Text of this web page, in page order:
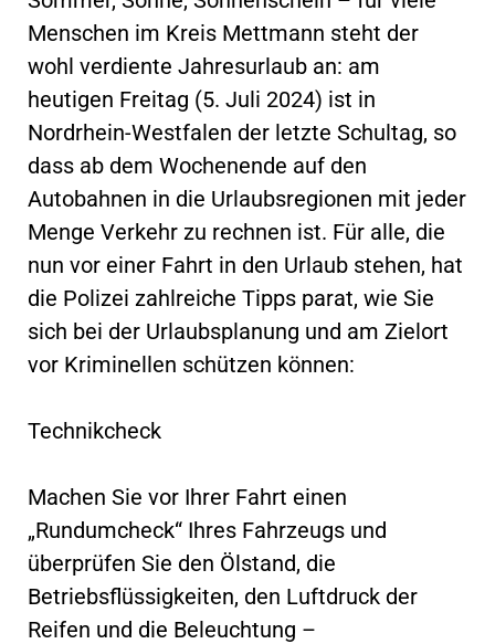
Menschen im Kreis Mettmann steht der
wohl verdiente Jahresurlaub an: am
heutigen Freitag (5. Juli 2024) ist in
Nordrhein-Westfalen der letzte Schultag, so
dass ab dem Wochenende auf den
Autobahnen in die Urlaubsregionen mit jeder
Menge Verkehr zu rechnen ist. Für alle, die
nun vor einer Fahrt in den Urlaub stehen, hat
die Polizei zahlreiche Tipps parat, wie Sie
sich bei der Urlaubsplanung und am Zielort
vor Kriminellen schützen können:
Technikcheck
Machen Sie vor Ihrer Fahrt einen
„Rundumcheck“ Ihres Fahrzeugs und
überprüfen Sie den Ölstand, die
Betriebsflüssigkeiten, den Luftdruck der
Reifen und die Beleuchtung –